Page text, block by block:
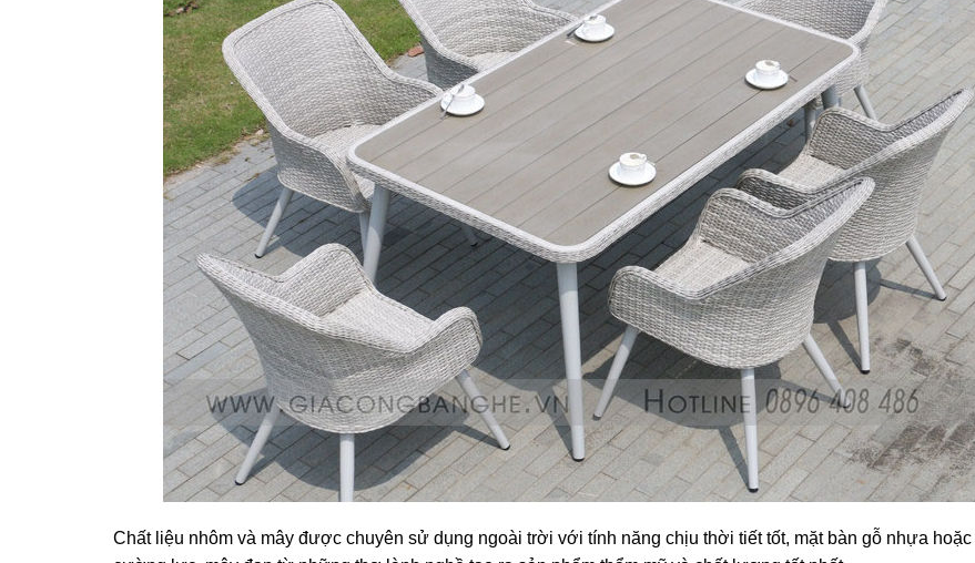
Chất liệu nhôm và mây được chuyên sử dụng ngoài trời với tính năng chịu thời tiết tốt, mặt bàn gỗ nhựa hoặc